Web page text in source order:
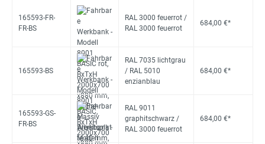
165593-FR-
FR-BS
RAL 3000 feuerrot /
RAL 3000 feuerrot
684,00 €*
165593-BS
RAL 7035 lichtgrau
/ RAL 5010
enzianblau
684,00 €*
165593-GS-
FR-BS
RAL 9011
graphitschwarz /
RAL 3000 feuerrot
684,00 €*